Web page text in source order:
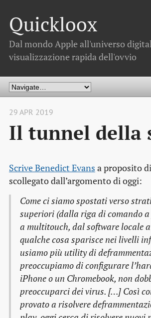
Quickloox
Dal mondo Apple all'universo
visualizzazione rapida dell'ovvio
29 APR 2019
Il tunnel della
Scrive Benedict Evans a proposito
scollegato dall’argomento di oggi:
Come ci siamo spostati verso
superiori (dalla riga di comando a
a multitouch, dal software locale
qualche cosa sparisce nei livelli
usiamo più utility di
preoccupiamo di configurare
iPhone o un Chromebook, non
preoccuparci dei virus. […] Così
provato a risolvere